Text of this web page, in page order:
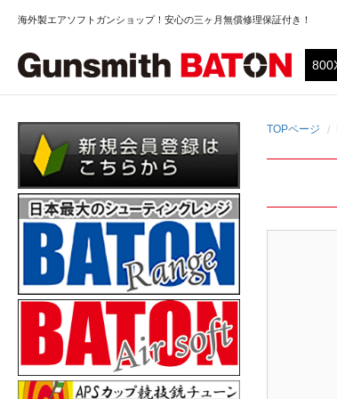
海外製エアソフトガンショップ！安心の三ヶ月無償修理保証付き！
TOPページ